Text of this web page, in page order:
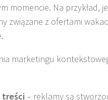
momencie. Na przykład,
związane z ofertami
marketingu
treści – reklamy są